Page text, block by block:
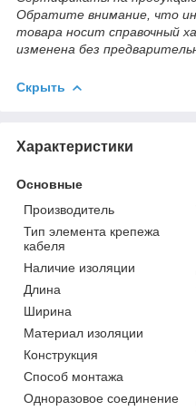
Обратите внимание, что
товара носит справочный
изменена без
Скрыть
Характеристики
Основные
Производитель
Тип элемента крепежа
кабеля
Наличие изоляции
Длина
Ширина
Материал изоляции
Конструкция
Способ монтажа
Одноразовое соединение